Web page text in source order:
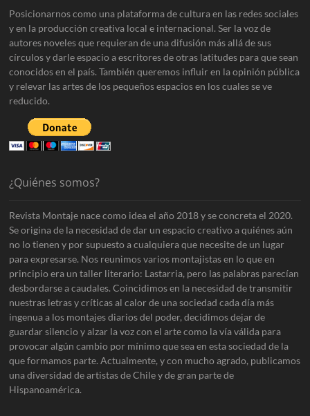
Posicionarnos como una plataforma de cultura en las redes sociales
y en la producción creativa local e internacional. Ser la voz de
autores noveles que requieran de una difusión más allá de sus
círculos y darle espacio a escritores de otras latitudes para que sean
conocidos en el país. También queremos influir en la opinión pública
y relevar las artes de los pequeños espacios en los cuales se ve
reducido.
¿Quiénes somos?
Revista Montaje nace como idea el año 2018 y se concreta el 2020.
Se origina de la necesidad de dar un espacio creativo a quiénes aún
no lo tienen y por supuesto a cualquiera que necesite de un lugar
para expresarse. Nos reunimos varios montajistas en lo que en
principio era un taller literario: Lastarria, pero las palabras parecían
desbordarse a caudales. Coincidimos en la necesidad de transmitir
nuestras letras y críticas al calor de una sociedad cada día más
ingenua a los montajes diarios del poder, decidimos dejar de
guardar silencio y alzar la voz con el arte como la vía válida para
provocar algún cambio por mínimo que sea en esta sociedad de la
que formamos parte. Actualmente, y con mucho agrado, publicamos
una diversidad de artistas de Chile y de gran parte de
Hispanoamérica.